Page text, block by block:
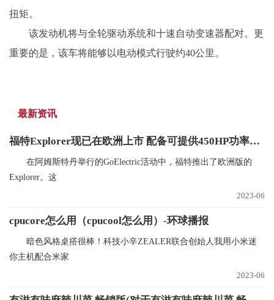
扭矩。
该发动机将与全轮驱动系统和十速自动变速器配对。更
重要的是，该车将能够以电动模式行驶约40公里。
最新资讯
福特Explorer现已在欧洲上市 配备可提供450HP功率的PHEV系统 世界观察
在阿姆斯特丹举行的GoElectric活动中，福特推出了欧洲版的
Explorer。这
2023-06
cpucore怎么用（cpucool怎么用）-环球播报
暗色风格桌搭很棒！科技小辛ZEALER联合创始人我用小米迷
你主机配合米家
2023-06